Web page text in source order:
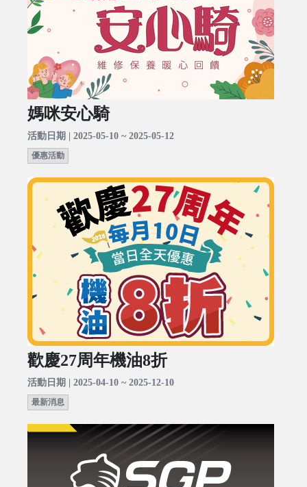
媽咪安心騎
活動日期 | 2025-05-10 ~ 2025-05-12
優惠活動
歡慶27周年機油8折
活動日期 | 2025-04-10 ~ 2025-12-10
最新消息